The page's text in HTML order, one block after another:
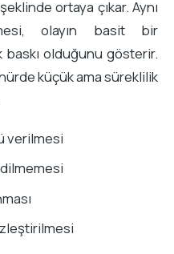
ortaya çıkar. Aynı
olayın basit bir
baskı olduğunu gösterir.
küçük ama süreklilik
verilmesi